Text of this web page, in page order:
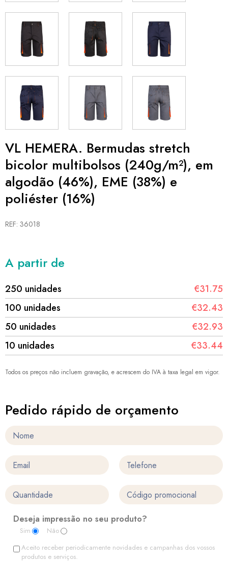
VL HEMERA. Bermudas stretch
bicolor multibolsos (240g/m²), em
algodão (46%), EME (38%) e
poliéster (16%)
REF: 36018
A partir de
250 unidades
€31.75
100 unidades
€32.43
50 unidades
€32.93
10 unidades
€33.44
Todos os preços não incluem gravação, e acrescem do IVA à taxa legal em vigor.
Pedido rápido de orçamento
Deseja impressão no seu produto?
Sim
Não
Aceito receber periodicamente novidades e campanhas dos vossos
produtos e serviços.